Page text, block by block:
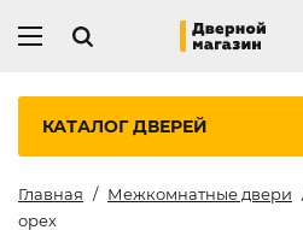
КАТАЛОГДВЕРЕЙ
Главная Межкомнатные двери
орех